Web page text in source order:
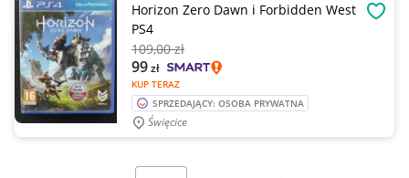
Horizon Zero Dawn i Forbidden West
PS4
109,00 zł
KUP TERAZ
99zł
SPRZEDAJĄCY: OSOBA PRYWATNA
Święcice